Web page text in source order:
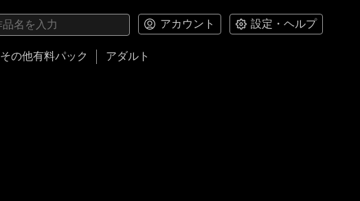
アカウント 設定・ヘルプ
その他有料パック アダルト